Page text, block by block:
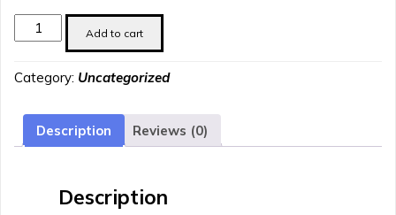
STRATEGI
PUBLIKASI
quantity
Add to cart
Category: Uncategorized
Description Reviews (0)
Description